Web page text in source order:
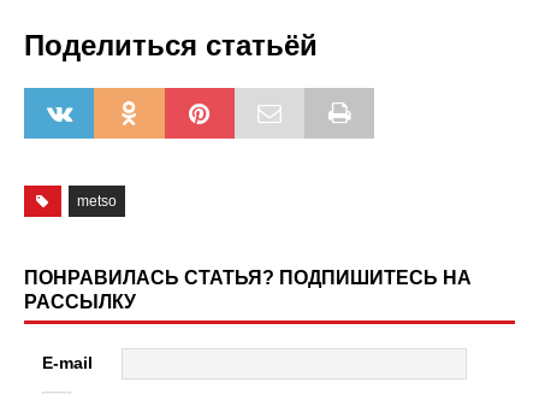
Поделиться статьёй
metso
ПОНРАВИЛАСЬ СТАТЬЯ? ПОДПИШИТЕСЬ НА
РАССЫЛКУ
E-mail